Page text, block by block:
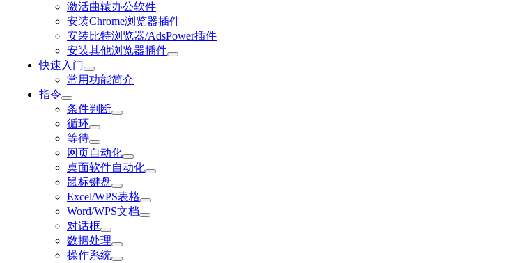
激活曲辕办公软件
安装Chrome浏览器插件
安装比特浏览器/AdsPower插件
安装其他浏览器插件
快速入门
常用功能简介
指令
条件判断
循环
等待
网页自动化
桌面软件自动化
鼠标键盘
Excel/WPS表格
Word/WPS文档
对话框
数据处理
操作系统